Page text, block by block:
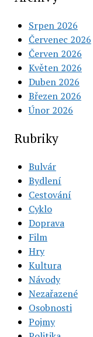
Srpen 2026
Červenec 2026
Červen 2026
Květen 2026
Duben 2026
Březen 2026
Únor 2026
Rubriky
Bulvár
Bydlení
Cestování
Cyklo
Doprava
Film
Hry
Kultura
Návody
Nezařazené
Osobnosti
Pojmy